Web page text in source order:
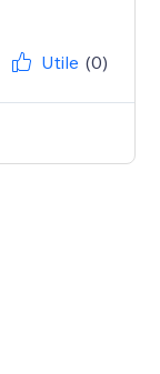
Utile (0)